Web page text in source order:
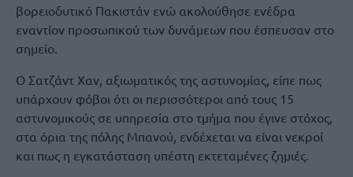
βορειοδυτικό Πακιστάν ενώ ακολούθησε ενέδρα
εναντίον προσωπικού των δυνάμεων που έσπευσαν στο
σημείο.
Ο Σατζάντ Χαν, αξιωματικός της αστυνομίας, είπε πως
υπάρχουν φόβοι ότι οι περισσότεροι από τους 15
αστυνομικούς σε υπηρεσία στο τμήμα που έγινε στόχος,
στα όρια της πόλης Μπανού, ενδέχεται να είναι νεκροί
και πως η εγκατάσταση υπέστη εκτεταμένες ζημιές.